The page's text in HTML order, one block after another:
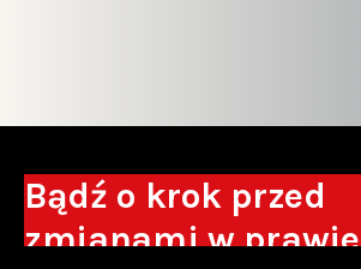
Bądź o krok przed
zmianami w prawie